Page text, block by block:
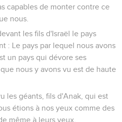
capables de monter contre ce
nous.
les fils d'Israël le pays
: Le pays par lequel nous avons
un pays qui dévore ses
nous y avons vu est de haute
les géants, fils d'Anak, qui est
étions à nos yeux comme des
même à leurs yeux.